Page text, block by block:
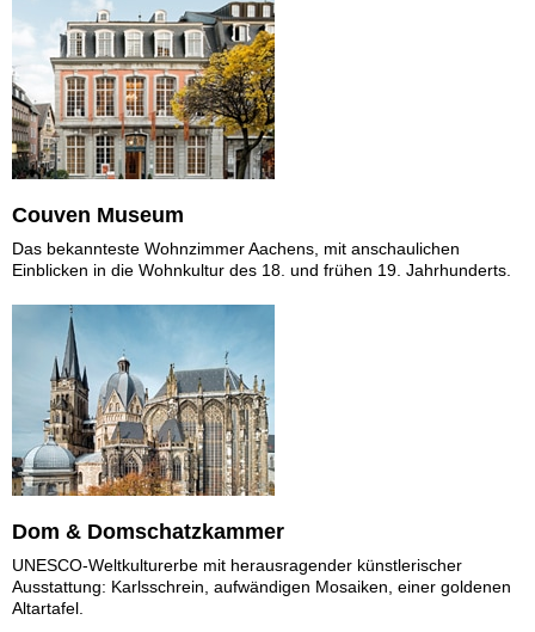
Couven Museum
Das bekannteste Wohnzimmer Aachens, mit anschaulichen
Einblicken in die Wohnkultur des 18. und frühen 19. Jahrhunderts.
Dom & Domschatzkammer
UNESCO-Weltkulturerbe mit herausragender künstlerischer
Ausstattung: Karlsschrein, aufwändigen Mosaiken, einer goldenen
Altartafel.